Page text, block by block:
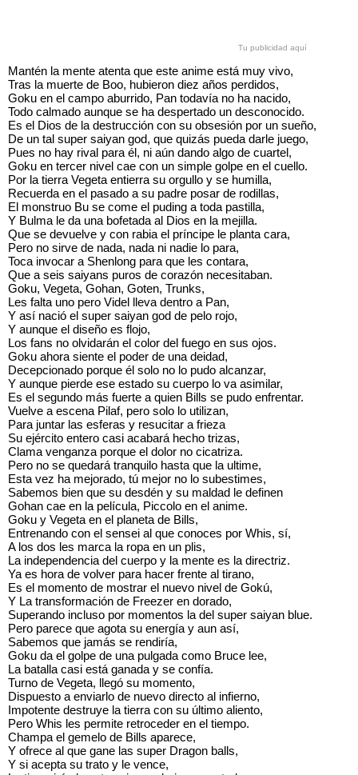
Tu publicidad aquí
Mantén la mente atenta que este anime está muy vivo,
Tras la muerte de Boo, hubieron diez años perdidos,
Goku en el campo aburrido, Pan todavía no ha nacido,
Todo calmado aunque se ha despertado un desconocido.
Es el Dios de la destrucción con su obsesión por un sueño,
De un tal super saiyan god, que quizás pueda darle juego,
Pues no hay rival para él, ni aún dando algo de cuartel,
Goku en tercer nivel cae con un simple golpe en el cuello.
Por la tierra Vegeta entierra su orgullo y se humilla,
Recuerda en el pasado a su padre posar de rodillas,
El monstruo Bu se come el puding a toda pastilla,
Y Bulma le da una bofetada al Dios en la mejilla.
Que se devuelve y con rabia el príncipe le planta cara,
Pero no sirve de nada, nada ni nadie lo para,
Toca invocar a Shenlong para que les contara,
Que a seis saiyans puros de corazón necesitaban.
Goku, Vegeta, Gohan, Goten, Trunks,
Les falta uno pero Videl lleva dentro a Pan,
Y así nació el super saiyan god de pelo rojo,
Y aunque el diseño es flojo,
Los fans no olvidarán el color del fuego en sus ojos.
Goku ahora siente el poder de una deidad,
Decepcionado porque él solo no lo pudo alcanzar,
Y aunque pierde ese estado su cuerpo lo va asimilar,
Es el segundo más fuerte a quien Bills se pudo enfrentar.
Vuelve a escena Pilaf, pero solo lo utilizan,
Para juntar las esferas y resucitar a frieza
Su ejército entero casi acabará hecho trizas,
Clama venganza porque el dolor no cicatriza.
Pero no se quedará tranquilo hasta que la ultime,
Esta vez ha mejorado, tú mejor no lo subestimes,
Sabemos bien que su desdén y su maldad le definen
Gohan cae en la película, Piccolo en el anime.
Goku y Vegeta en el planeta de Bills,
Entrenando con el sensei al que conoces por Whis, sí,
A los dos les marca la ropa en un plis,
La independencia del cuerpo y la mente es la directriz.
Ya es hora de volver para hacer frente al tirano,
Es el momento de mostrar el nuevo nivel de Gokú,
Y La transformación de Freezer en dorado,
Superando incluso por momentos la del super saiyan blue.
Pero parece que agota su energía y aun así,
Sabemos que jamás se rendiría,
Goku da el golpe de una pulgada como Bruce lee,
La batalla casi está ganada y se confía.
Turno de Vegeta, llegó su momento,
Dispuesto a enviarlo de nuevo directo al infierno,
Impotente destruye la tierra con su último aliento,
Pero Whis les permite retroceder en el tiempo.
Champa el gemelo de Bills aparece,
Y ofrece al que gane las super Dragon balls,
Y si acepta su trato y le vence,